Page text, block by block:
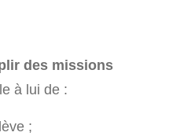
des missions
à lui de :
;